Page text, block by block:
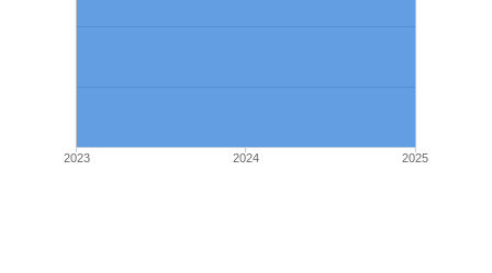
2023 2024 2025